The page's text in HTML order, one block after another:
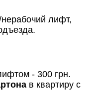
лифт,
- 300 грн.
в квартиру с